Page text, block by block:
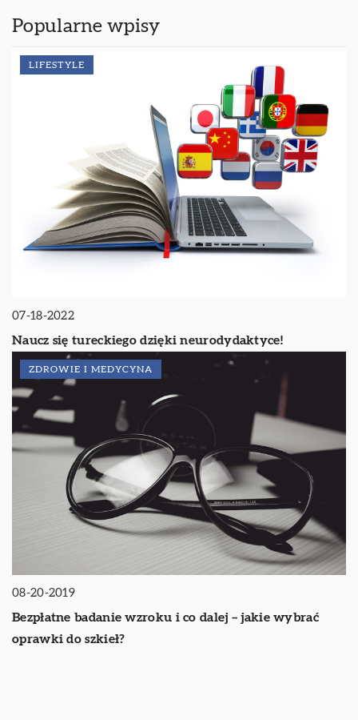
Popularne wpisy
LIFESTYLE
07-18-2022
Naucz się tureckiego dzięki neurodydaktyce!
ZDROWIE I MEDYCYNA
08-20-2019
Bezpłatne badanie wzroku i co dalej – jakie wybrać
oprawki do szkieł?